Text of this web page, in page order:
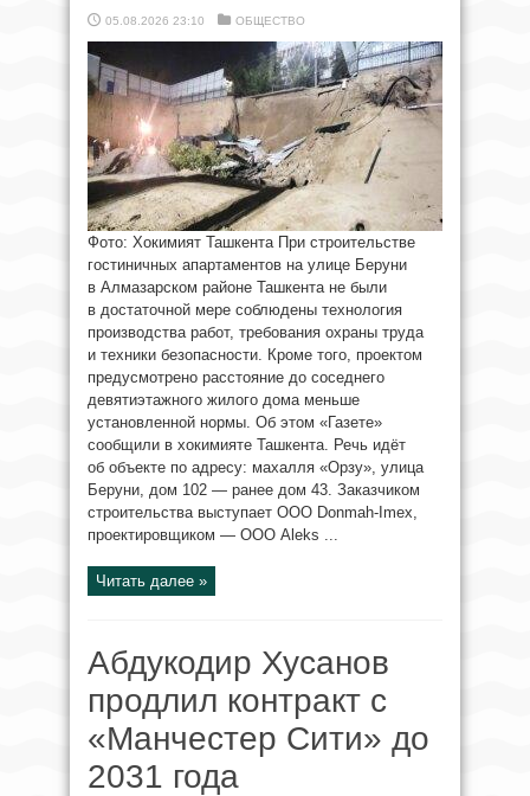
05.08.2026 23:10 ОБЩЕСТВО
Фото: Хокимият Ташкента При строительстве
гостиничных апартаментов на улице Беруни
в Алмазарском районе Ташкента не были
в достаточной мере соблюдены технология
производства работ, требования охраны труда
и техники безопасности. Кроме того, проектом
предусмотрено расстояние до соседнего
девятиэтажного жилого дома меньше
установленной нормы. Об этом «Газете»
сообщили в хокимияте Ташкента. Речь идёт
об объекте по адресу: махалля «Орзу», улица
Беруни, дом 102 — ранее дом 43. Заказчиком
строительства выступает ООО Donmah-Imex,
проектировщиком — ООО Aleks ...
Читать далее »
Абдукодир Хусанов
продлил контракт с
«Манчестер Сити» до
2031 года